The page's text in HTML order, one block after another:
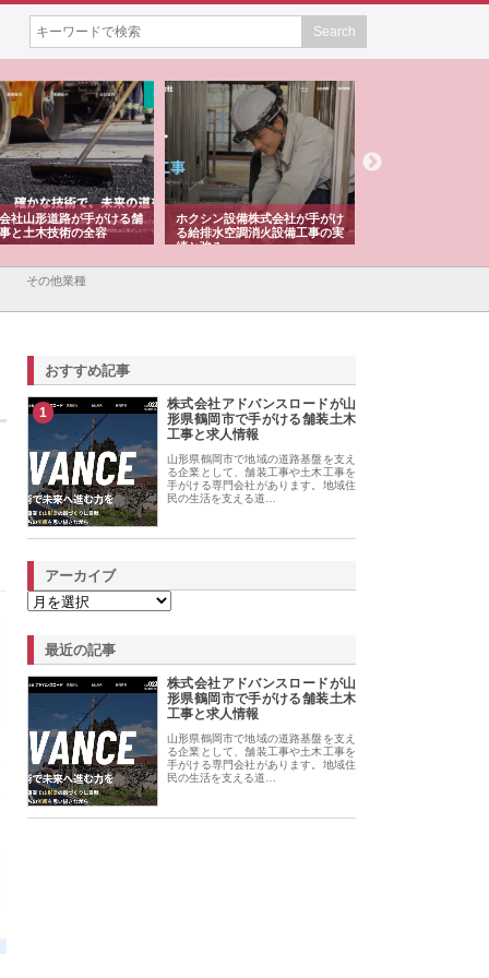
社山形道路が手がける舗
と土木技術の全容
ホクシン設備株式会社が手がけ
る給排水空調消火設備工事の実
績と強み
その他業種
おすすめ記事
1
株式会社アドバンスロードが山
形県鶴岡市で手がける舗装土木
工事と求人情報
山形県鶴岡市で地域の道路基盤を支え
る企業として、舗装工事や土木工事を
手がける専門会社があります。地域住
民の生活を支える道…
アーカイブ
最近の記事
株式会社アドバンスロードが山
形県鶴岡市で手がける舗装土木
工事と求人情報
山形県鶴岡市で地域の道路基盤を支え
る企業として、舗装工事や土木工事を
手がける専門会社があります。地域住
民の生活を支える道…